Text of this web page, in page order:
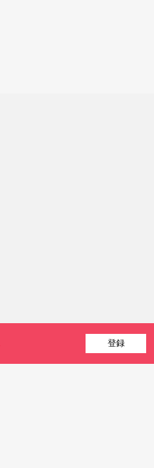
登録